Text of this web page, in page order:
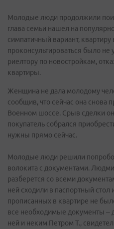
Молодые люди продолжили
глава семьи нашел на
симпатичный вариант, квартиру
проконсультироваться было не
риелтору по новостройкам,
квартиры.
Женщина не дала молодому
сообщив, что сейчас она снова
Военном шоссе. Срыв сделки
покупатель собрался
нужны прямо сейчас.
Молодые люди решили
волокита с документами.
разберется со всеми
ней сходили в паспортный стол
прописанных в квартире не
все необходимые документы –
ней и неким Петром Т.,